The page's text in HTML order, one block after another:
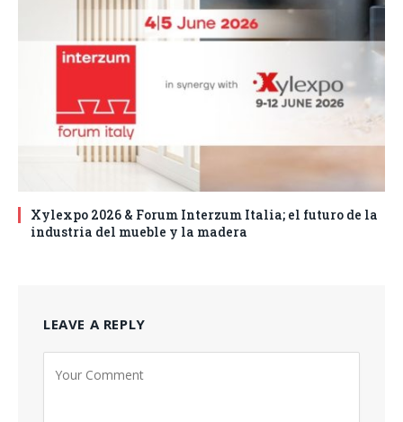
Xylexpo 2026 & Forum Interzum Italia; el futuro de la
industria del mueble y la madera
LEAVE A REPLY